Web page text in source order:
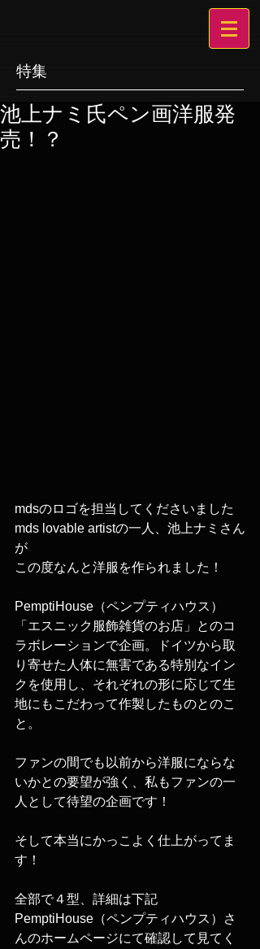
特集
池上ナミ氏ペン画洋服発
売！？
mdsのロゴを担当してくださいました
mds lovable artistの一人、池上ナミさん
が
この度なんと洋服を作られました！
PemptiHouse（ペンプティハウス）
「エスニック服飾雑貨のお店」とのコ
ラボレーションで企画。ドイツから取
り寄せた人体に無害である特別なイン
クを使用し、それぞれの形に応じて生
地にもこだわって作製したものとのこ
と。
ファンの間でも以前から洋服にならな
いかとの要望が強く、私もファンの一
人として待望の企画です！
そして本当にかっこよく仕上がってま
す！
全部で４型、詳細は下記
PemptiHouse（ペンプティハウス）さ
んのホームページにて確認して見てく